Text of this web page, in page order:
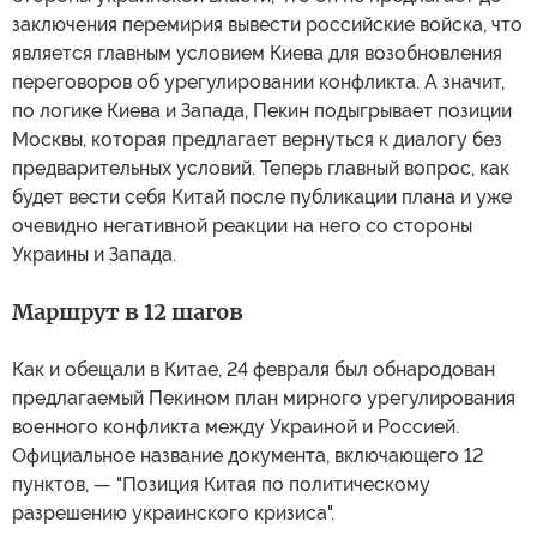
заключения перемирия вывести российские войска, что
является главным условием Киева для возобновления
переговоров об урегулировании конфликта. А значит,
по логике Киева и Запада, Пекин подыгрывает позиции
Москвы, которая предлагает вернуться к диалогу без
предварительных условий. Теперь главный вопрос, как
будет вести себя Китай после публикации плана и уже
очевидно негативной реакции на него со стороны
Украины и Запада.
Маршрут в 12 шагов
Как и обещали в Китае, 24 февраля был обнародован
предлагаемый Пекином план мирного урегулирования
военного конфликта между Украиной и Россией.
Официальное название документа, включающего 12
пунктов, — "Позиция Китая по политическому
разрешению украинского кризиса".